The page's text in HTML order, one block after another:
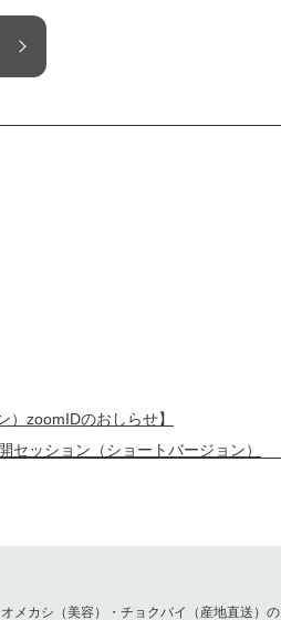
）zoomIDのおしらせ】
ッション（ショートバージョン）
のお知らせ
カシ（美容）・チョクバイ（産地直送）の